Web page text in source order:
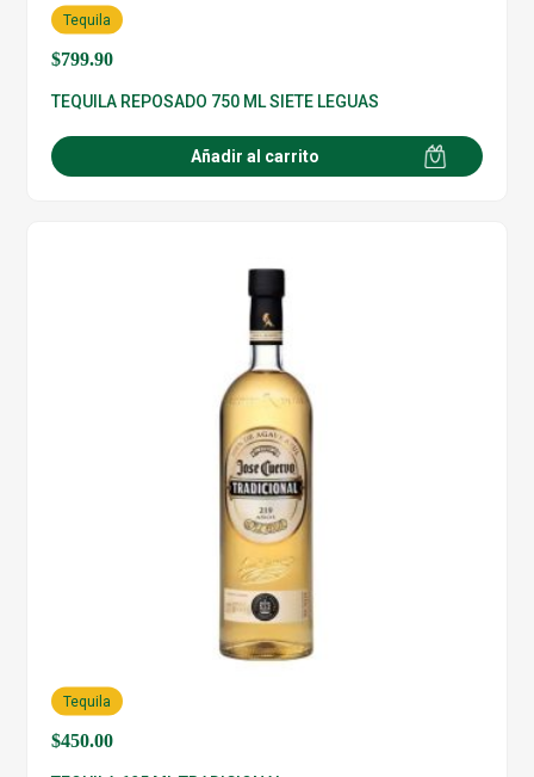
$799.90
Tequila
TEQUILA REPOSADO 750 ML SIETE LEGUAS
Añadir al carrito
$450.00
Tequila